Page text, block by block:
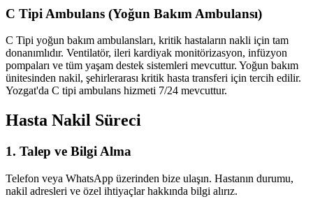
C Tipi Ambulans (Yoğun Bakım Ambulansı)
C Tipi yoğun bakım ambulansları, kritik hastaların nakli için tam
donanımlıdır. Ventilatör, ileri kardiyak monitörizasyon, infüzyon
pompaları ve tüm yaşam destek sistemleri mevcuttur. Yoğun bakım
ünitesinden nakil, şehirlerarası kritik hasta transferi için tercih edilir.
Yozgat'da C tipi ambulans hizmeti 7/24 mevcuttur.
Hasta Nakil Süreci
1. Talep ve Bilgi Alma
Telefon veya WhatsApp üzerinden bize ulaşın. Hastanın durumu,
nakil adresleri ve özel ihtiyaçlar hakkında bilgi alırız.